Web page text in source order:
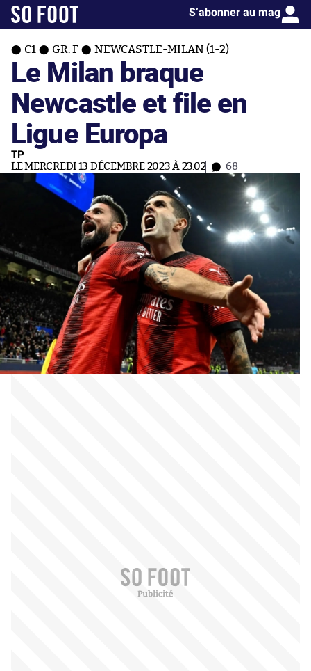
S’abonner au mag
C1 GR. F NEWCASTLE-MILAN (1-2)
Le Milan braque
Newcastle et file en
Ligue Europa
TP
LE MERCREDI 13 DÉCEMBRE 2023 À 23:02 68